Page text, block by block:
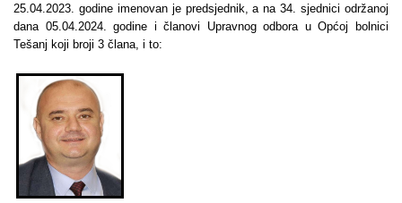
25.04.2023. godine imenovan je predsjednik, a na 34. sjednici održanoj
dana 05.04.2024. godine i članovi Upravnog odbora u Općoj bolnici
Tešanj koji broji 3 člana, i to: